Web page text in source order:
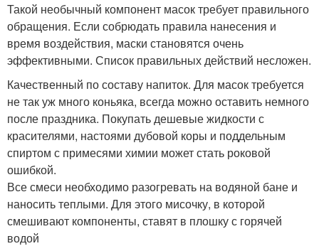
Такой необычный компонент масок требует правильного
обращения. Если собрюдать правила нанесения и
время воздействия, маски становятся очень
эффективными. Список правильных действий несложен.
Качественный по составу напиток. Для масок требуется
не так уж много коньяка, всегда можно оставить немного
после праздника. Покупать дешевые жидкости с
красителями, настоями дубовой коры и поддельным
спиртом с примесями химии может стать роковой
ошибкой.
Все смеси необходимо разогревать на водяной бане и
наносить теплыми. Для этого мисочку, в которой
смешивают компоненты, ставят в плошку с горячей
водой